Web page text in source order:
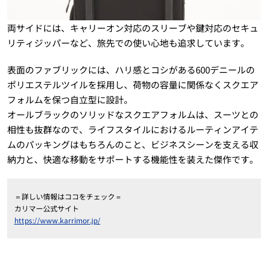
両サイドには、キャリーオン対応のスリーブや鍵対応のセキュ
リティジッパーなど、旅先での使い心地も追求しています。
表面のファブリックには、ハリ感とコシがある600デニールの
ポリエステルツイルを採用し、荷物の容量に関係なくスクエア
フォルムを保つ自立型に設計。
オールブラックのソリッドなスクエアフォルムは、スーツとの
相性も抜群なので、ライフスタイルにおけるルーティンアイテ
ムのパッキングはもちろんのこと、ビジネスシーンを支える収
納力と、快適な移動をサポートする機能性を装えた傑作です。
＝詳しい情報はココをチェック＝
カリマー公式サイト
https://www.karrimor.jp/